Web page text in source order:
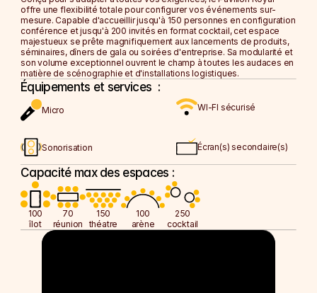
L'Espace Pollen
NOS FORMULES
Soirée d'Entreprise
Afterwork
Team Building
Soirée d'Entreprise
Afterwork
Team Building
Journée d'Étude
offre une flexibilité totale pour configurer vos événements sur-
mesure. Capable d'accueillir jusqu'à 150 personnes en configuration
conférence et jusqu'à 200 invités en format cocktail, cet espace
majestueux se prête magnifiquement aux lancements de produits,
séminaires, dîners de gala ou soirées d'entreprise. Sa modularité et
son volume exceptionnel ouvrent le champ à toutes les audaces en
matière de scénographie et d'installations logistiques.
Équipements et services  :
Micro WI-FI sécurisé
Sonorisation Écran(s) secondaire(s)
Capacité max des espaces :
100
îlot
70
réunion
150
théatre
100
arène
250
cocktail